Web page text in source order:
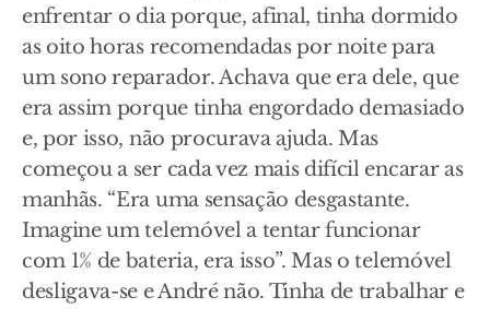
enfrentar o dia porque, afinal, tinha dormido
as oito horas recomendadas por noite para
um sono reparador. Achava que era dele, que
era assim porque tinha engordado demasiado
e, por isso, não procurava ajuda. Mas
começou a ser cada vez mais difícil encarar as
manhãs. “Era uma sensação desgastante.
Imagine um telemóvel a tentar funcionar
com 1% de bateria, era isso”. Mas o telemóvel
desligava-se e André não. Tinha de trabalhar e